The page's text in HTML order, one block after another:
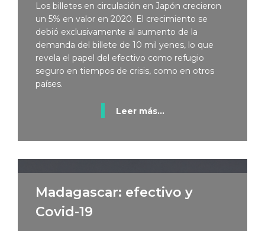
Los billetes en circulación en Japón crecieron
un 5% en valor en 2020. El crecimiento se
debió exclusivamente al aumento de la
demanda del billete de 10 mil yenes, lo que
revela el papel del efectivo como refugio
seguro en tiempos de crisis, como en otros
países.
Leer más...
Madagascar: efectivo y
Covid-19